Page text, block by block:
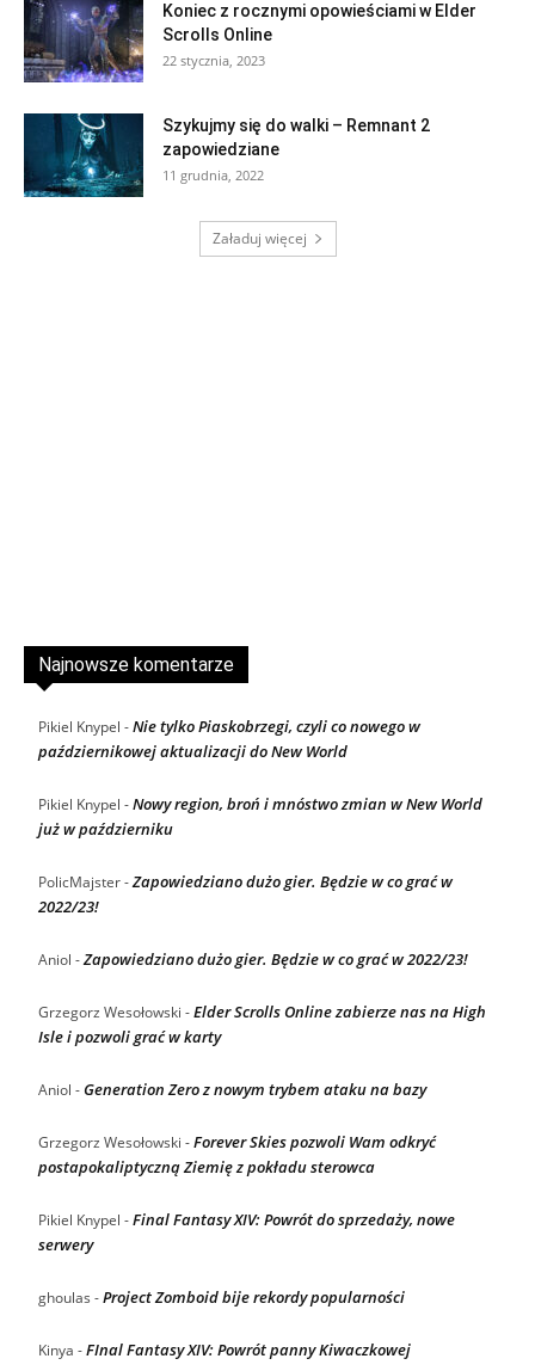
Koniec z rocznymi opowieściami w Elder
Scrolls Online
22 stycznia, 2023
Szykujmy się do walki – Remnant 2
zapowiedziane
11 grudnia, 2022
Załaduj więcej
Najnowsze komentarze
Pikiel Knypel -Nie tylko Piaskobrzegi, czyli co nowego w
październikowej aktualizacji do New World
Pikiel Knypel -Nowy region, broń i mnóstwo zmian w New World
już w październiku
PolicMajster-Zapowiedziano dużo gier. Będzie w co grać w
2022/23!
Aniol -Zapowiedziano dużo gier. Będzie w co grać w 2022/23!
Grzegorz Wesołowski -Elder Scrolls Online zabierze nas na High
Isle i pozwoli grać w karty
Aniol -Generation Zero z nowym trybem ataku na bazy
Grzegorz Wesołowski -Forever Skies pozwoli Wam odkryć
postapokaliptyczną Ziemię z pokładu sterowca
Pikiel Knypel -Final Fantasy XIV: Powrót do sprzedaży, nowe
serwery
ghoulas -Project Zomboid bije rekordy popularności
Kinya -FInal Fantasy XIV: Powrót panny Kiwaczkowej